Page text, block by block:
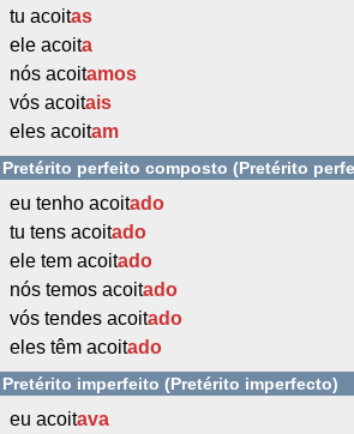
tu acoitas
ele acoita
nós acoitamos
vós acoitais
eles acoitam
Pretérito perfeito composto (Pretérito
eu tenho acoitado
tu tens acoitado
ele tem acoitado
nós temos acoitado
vós tendes acoitado
eles têm acoitado
Pretérito imperfeito (Pretérito imperfecto)
eu acoitava